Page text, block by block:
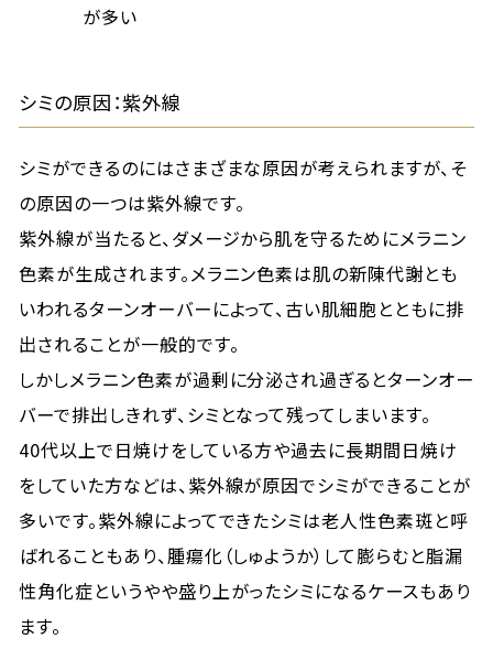
が多い
シミの原因：紫外線
シミができるのにはさまざまな原因が考えられますが、そ
の原因の一つは紫外線です。
紫外線が当たると、ダメージから肌を守るためにメラニン
色素が生成されます。メラニン色素は肌の新陳代謝とも
いわれるターンオーバーによって、古い肌細胞とともに排
出されることが一般的です。
しかしメラニン色素が過剰に分泌され過ぎるとターンオー
バーで排出しきれず、シミとなって残ってしまいます。
40代以上で日焼けをしている方や過去に長期間日焼け
をしていた方などは、紫外線が原因でシミができることが
多いです。紫外線によってできたシミは老人性色素斑と呼
ばれることもあり、腫瘍化（しゅようか）して膨らむと脂漏
性角化症というやや盛り上がったシミになるケースもあり
ます。